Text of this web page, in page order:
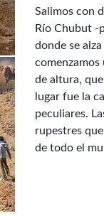
Salimos con
Río Chubut -
donde se
de altura,
lugar fue la
peculiares.
rupestres
de todo el